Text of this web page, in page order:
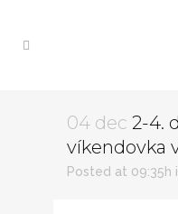
04 dec 2-4.
víkendovka
Posted at 09:35h